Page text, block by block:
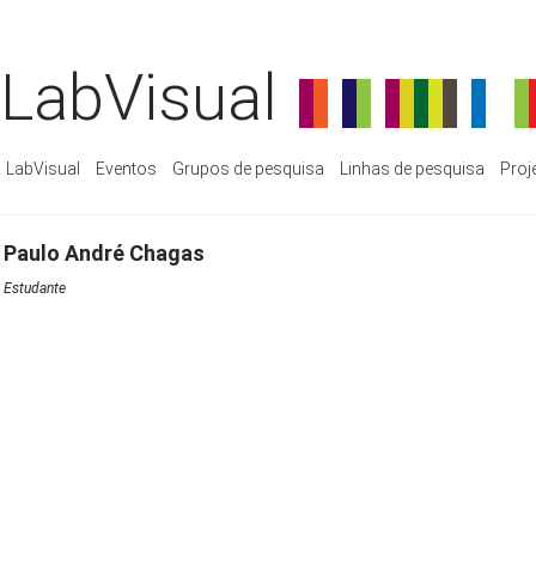
LabVisual
LabVisual Eventos Grupos de pesquisa Linhas de pesquisa
Paulo André Chagas
Estudante